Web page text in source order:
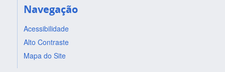
Navegação
Acessibilidade
Alto Contraste
Mapa do Site